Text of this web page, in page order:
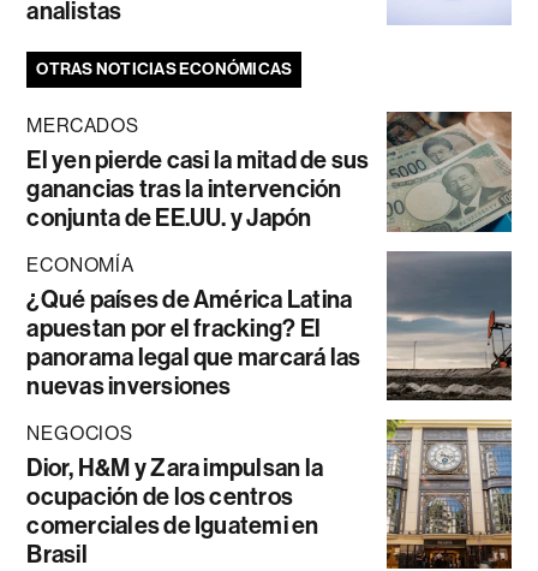
analistas
OTRAS NOTICIAS ECONÓMICAS
MERCADOS
El yen pierde casi la mitad de sus
ganancias tras la intervención
conjunta de EE.UU. y Japón
ECONOMÍA
¿Qué países de América Latina
apuestan por el fracking? El
panorama legal que marcará las
nuevas inversiones
NEGOCIOS
Dior, H&M y Zara impulsan la
ocupación de los centros
comerciales de Iguatemi en
Brasil